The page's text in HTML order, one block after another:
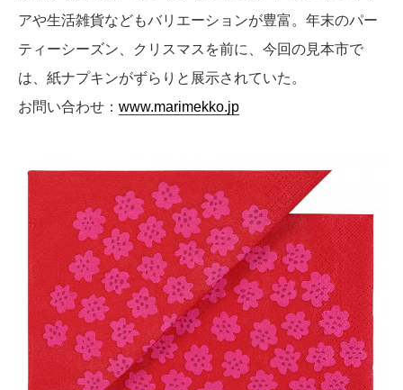
アや生活雑貨などもバリエーションが豊富。年末のパー
ティーシーズン、クリスマスを前に、今回の見本市で
は、紙ナプキンがずらりと展示されていた。
お問い合わせ： www.marimekko.jp